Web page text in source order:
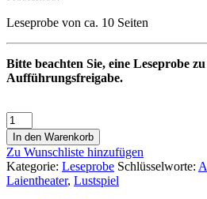
Leseprobe von ca. 10 Seiten
Bitte beachten Sie, eine Leseprobe
Aufführungsfreigabe.
In den Warenkorb
Zu Wunschliste hinzufügen
Kategorie: Leseprobe Schlüsselworte:
Laientheater, Lustspiel